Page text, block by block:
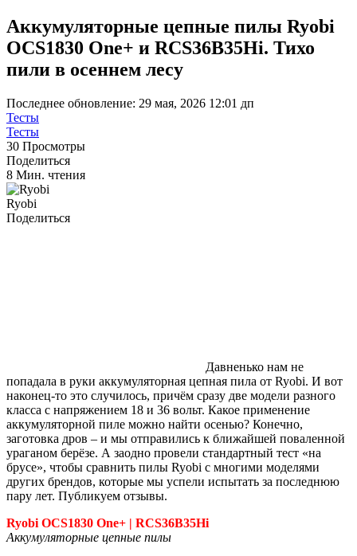
Аккумуляторные цепные пилы Ryobi
OCS1830 One+ и RCS36B35Hi. Тихо
пили в осеннем лесу
Последнее обновление: 29 мая, 2026 12:01 дп
Тесты
Тесты
30 Просмотры
Поделиться
8 Мин. чтения
Ryobi
Поделиться
Давненько нам не
попадала в руки аккумуляторная цепная пила от Ryobi. И вот
наконец-то это случилось, причём сразу две модели разного
класса с напряжением 18 и 36 вольт. Какое применение
аккумуляторной пиле можно найти осенью? Конечно,
заготовка дров – и мы отправились к ближайшей поваленной
ураганом берёзе. А заодно провели стандартный тест «на
брусе», чтобы сравнить пилы Ryobi с многими моделями
других брендов, которые мы успели испытать за последнюю
пару лет. Публикуем отзывы.
Ryobi OCS1830 One+ | RCS36B35Hi
Аккумуляторные цепные пилы